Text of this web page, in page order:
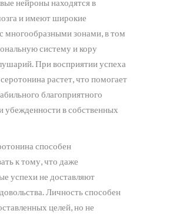
нейроны находятся в
и имеют широкие
многообразными зонами, в том
систему и кору
При восприятии успеха
растет, что помогает
благоприятного
убежденности в собственных
способен
к тому, что даже
успехи не доставляют
Личность способен
целей, но не